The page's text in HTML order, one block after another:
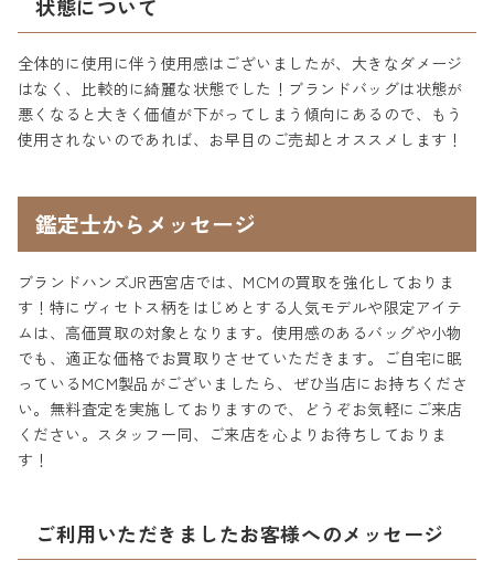
状態について
全体的に使用に伴う使用感はございましたが、大きなダメージ
はなく、比較的に綺麗な状態でした！ブランドバッグは状態が
悪くなると大きく価値が下がってしまう傾向にあるので、もう
使用されないのであれば、お早目のご売却とオススメします！
鑑定士からメッセージ
ブランドハンズJR西宮店では、MCMの買取を強化しておりま
す！特にヴィセトス柄をはじめとする人気モデルや限定アイテ
ムは、高価買取の対象となります。使用感のあるバッグや小物
でも、適正な価格でお買取りさせていただきます。ご自宅に眠
っているMCM製品がございましたら、ぜひ当店にお持ちくださ
い。無料査定を実施しておりますので、どうぞお気軽にご来店
ください。スタッフ一同、ご来店を心よりお待ちしておりま
す！
ご利用いただきましたお客様へのメッセージ